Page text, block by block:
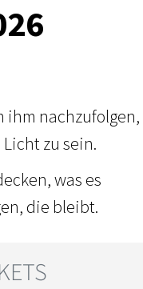
ihm nachzufolgen,
zu sein.
was es
die bleibt.